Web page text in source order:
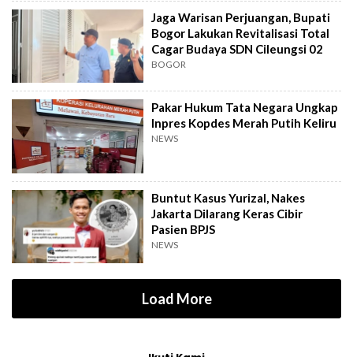
Jaga Warisan Perjuangan, Bupati
Bogor Lakukan Revitalisasi Total
Cagar Budaya SDN Cileungsi 02
BOGOR
Pakar Hukum Tata Negara Ungkap
Inpres Kopdes Merah Putih Keliru
NEWS
Buntut Kasus Yurizal, Nakes
Jakarta Dilarang Keras Cibir
Pasien BPJS
NEWS
Load More